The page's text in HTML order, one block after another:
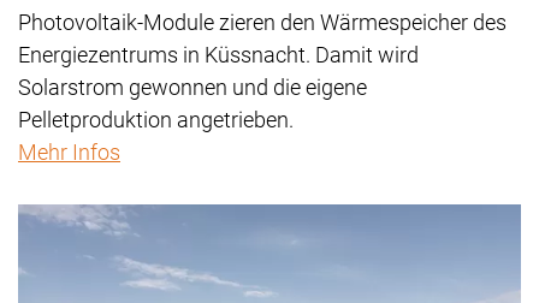
Photovoltaik-Module zieren den Wärmespeicher des
Energiezentrums in Küssnacht. Damit wird
Solarstrom gewonnen und die eigene
Pelletproduktion angetrieben.
Mehr Infos